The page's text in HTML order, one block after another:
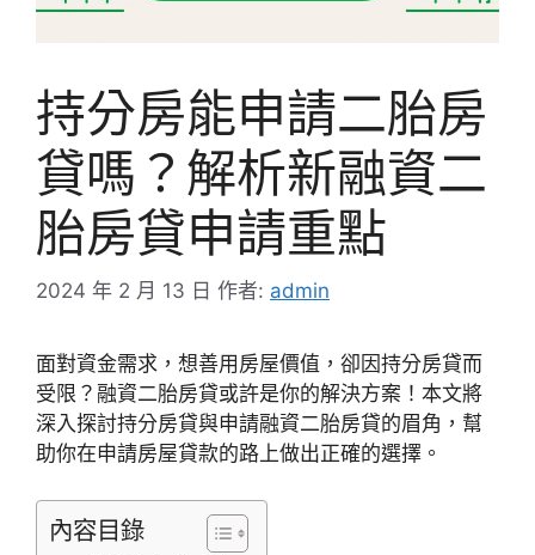
持分房能申請二胎房
貸嗎？解析新融資二
胎房貸申請重點
2024 年 2 月 13 日 作者: admin
面對資金需求，想善用房屋價值，卻因持分房貸而
受限？融資二胎房貸或許是你的解決方案！本文將
深入探討持分房貸與申請融資二胎房貸的眉角，幫
助你在申請房屋貸款的路上做出正確的選擇。
內容目錄